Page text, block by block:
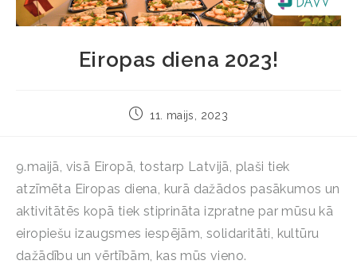
Eiropas diena 2023!
11. maijs, 2023
9.maijā, visā Eiropā, tostarp Latvijā, plaši tiek
atzīmēta Eiropas diena, kurā dažādos pasākumos un
aktivitātēs kopā tiek stiprināta izpratne par mūsu kā
eiropiešu izaugsmes iespējām, solidaritāti, kultūru
dažādību un vērtībām, kas mūs vieno.